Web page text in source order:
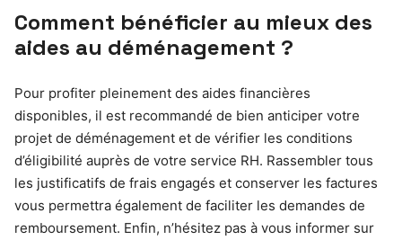
Comment bénéficier au mieux des
aides au déménagement ?
Pour profiter pleinement des aides financières
disponibles, il est recommandé de bien anticiper votre
projet de déménagement et de vérifier les conditions
d’éligibilité auprès de votre service RH. Rassembler tous
les justificatifs de frais engagés et conserver les factures
vous permettra également de faciliter les demandes de
remboursement. Enfin, n’hésitez pas à vous informer sur